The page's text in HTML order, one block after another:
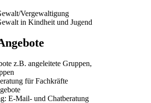
Vergewaltigung
in Kindheit und Jugend
z.B. angeleitete Gruppen,
für Fachkräfte
E-Mail- und Chatberatung